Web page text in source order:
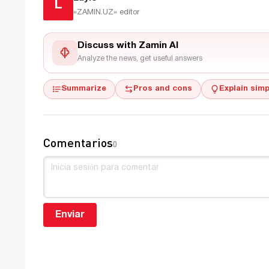
L
«ZAMIN.UZ» editor
Discuss with Zamin AI
Analyze the news, get useful answers
Summarize Pros and cons Explain
Comentarios0
Enviar